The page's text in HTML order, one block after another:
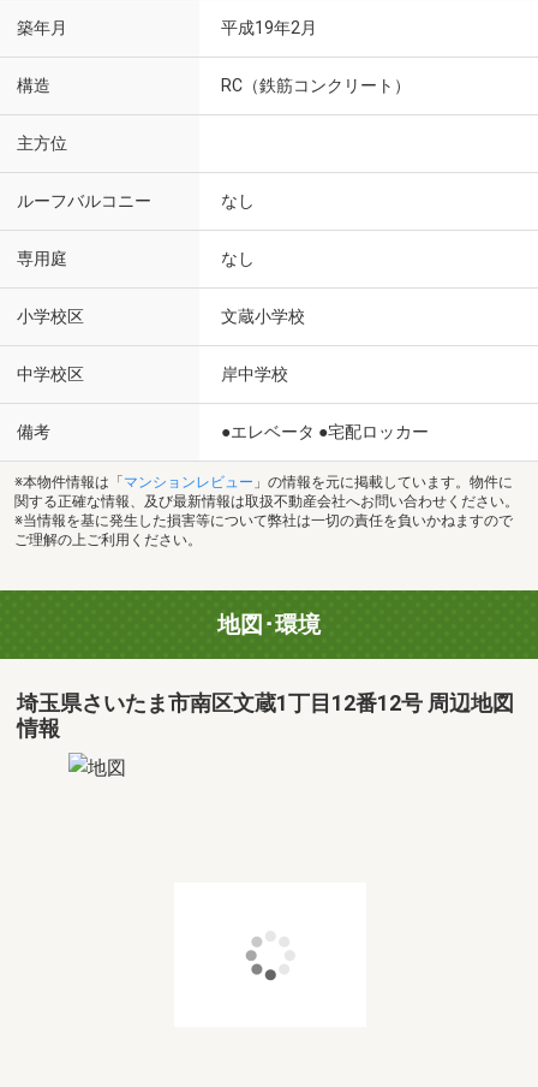
築年月 平成19年2月
構造 RC（鉄筋コンクリート）
主方位
ルーフバルコニー なし
専用庭 なし
小学校区 文蔵小学校
中学校区 岸中学校
備考 ●エレベータ ●宅配ロッカー
※本物件情報は「 マンションレビュー 」の情報を元に掲載しています。物件に
関する正確な情報、及び最新情報は取扱不動産会社へお問い合わせください。
※当情報を基に発生した損害等について弊社は一切の責任を負いかねますので
ご理解の上ご利用ください。
地図･環境
埼玉県さいたま市南区文蔵1丁目12番12号 周辺地図
情報